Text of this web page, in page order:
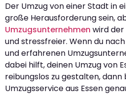
Der Umzug von einer Stadt in
große Herausforderung sein,
Umzugsunternehmen wird der
und stressfreier. Wenn du
und erfahrenen
dabei hilft, deinen Umzug von
reibungslos zu gestalten, dann
Umzugsservice aus Essen